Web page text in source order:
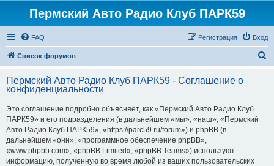
Пермский Авто Радио Клуб ПАРК59
FAQ Вход
Регистрация
Список форумов
с
Пермский Авто Радио Клуб ПАРК59 - Соглашение о
конфиденциальности
Это соглашение подробно объясняет, как «Пермский Авто Радио Клуб
ПАРК59» и его подразделения (в дальнейшем «мы», «наш», «Пермский
Авто Радио Клуб ПАРК59», «https://parc59.ru/forum») и phpBB (в
дальнейшем «они», «программное обеспечение phpBB»,
«www.phpbb.com», «phpBB Limited», «phpBB Teams») используют
информацию, полученную во время любой из ваших пользовательских